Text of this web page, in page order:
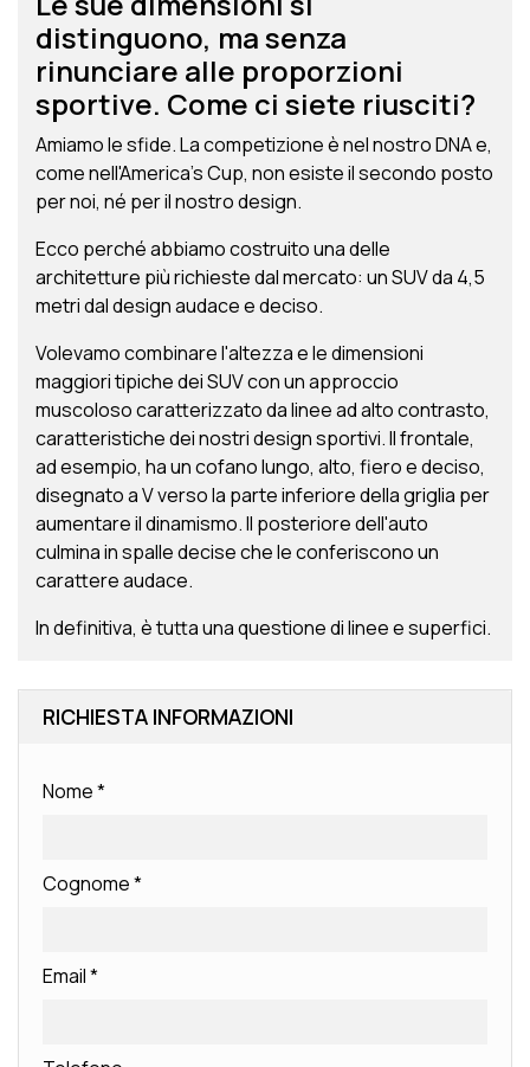
distinguono, ma senza
rinunciare alle proporzioni
sportive. Come ci siete riusciti?
Amiamo le sfide. La competizione è nel nostro DNA e,
come nell'America's Cup, non esiste il secondo posto
per noi, né per il nostro design.
Ecco perché abbiamo costruito una delle
architetture più richieste dal mercato: un SUV da 4,5
metri dal design audace e deciso.
Volevamo combinare l'altezza e le dimensioni
maggiori tipiche dei SUV con un approccio
muscoloso caratterizzato da linee ad alto contrasto,
caratteristiche dei nostri design sportivi. Il frontale,
ad esempio, ha un cofano lungo, alto, fiero e deciso,
disegnato a V verso la parte inferiore della griglia per
aumentare il dinamismo. Il posteriore dell'auto
culmina in spalle decise che le conferiscono un
carattere audace.
In definitiva, è tutta una questione di linee e superfici.
RICHIESTA INFORMAZIONI
Nome*
Cognome*
Email*